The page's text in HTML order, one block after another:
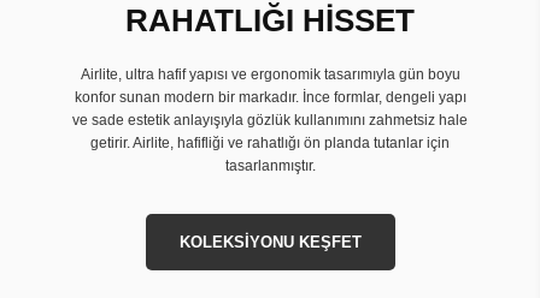
RAHATLIĞI HİSSET
Airlite, ultra hafif yapısı ve ergonomik tasarımıyla gün boyu
konfor sunan modern bir markadır. İnce formlar, dengeli yapı
ve sade estetik anlayışıyla gözlük kullanımını zahmetsiz hale
getirir. Airlite, hafifliği ve rahatlığı ön planda tutanlar için
tasarlanmıştır.
KOLEKSİYONU KEŞFET